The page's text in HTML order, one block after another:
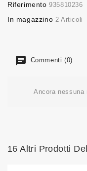
Riferimento 935810236
In magazzino 2 Articoli
Commenti (0)
Ancora nessuna
16 Altri Prodotti